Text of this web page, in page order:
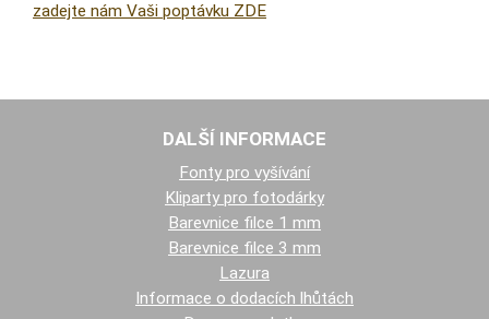
zadejte nám Vaši poptávku ZDE
DALŠÍ INFORMACE
Fonty pro vyšívání
Kliparty pro fotodárky
Barevnice filce 1 mm
Barevnice filce 3 mm
Lazura
Informace o dodacích lhůtách